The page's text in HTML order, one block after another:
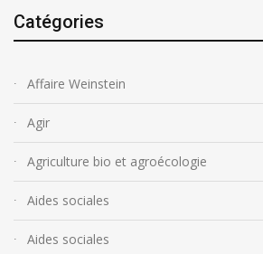
Catégories
Affaire Weinstein
Agir
Agriculture bio et agroécologie
Aides sociales
Aides sociales